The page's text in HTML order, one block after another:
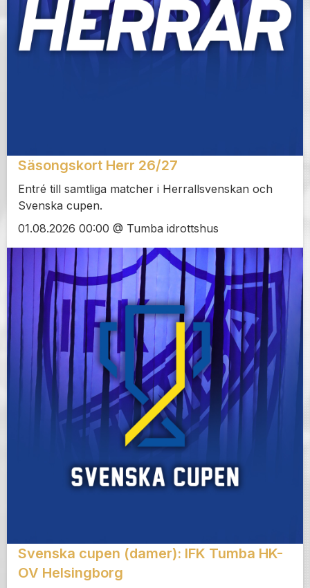
Säsongskort Herr 26/27
Entré till samtliga matcher i Herrallsvenskan och
Svenska cupen.
01.08.2026 00:00 @ Tumba idrottshus
Svenska cupen (damer): IFK Tumba HK-
OV Helsingborg